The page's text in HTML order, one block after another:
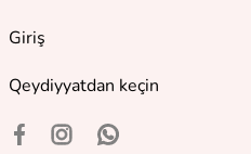
Giriş
Qeydiyyatdan keçin